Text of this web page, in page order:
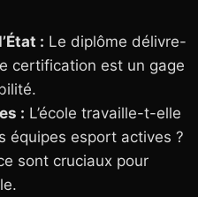
: Le diplôme délivre-
certification est un gage
: L’école travaille-t-elle
équipes esport actives ?
sont cruciaux pour